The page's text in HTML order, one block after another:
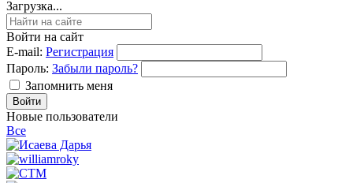
Загрузка...
Войти на сайт
E-mail: Регистрация
Пароль: Забыли пароль?
Запомнить меня
Новые пользователи
Все